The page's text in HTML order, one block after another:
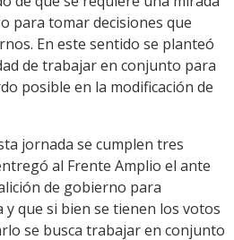
para tomar decisiones que
En este sentido se planteó
de trabajar en conjunto para
posible en la modificación de
jornada se cumplen tres
al Frente Amplio el ante
de gobierno para
y que si bien se tienen los votos
se busca trabajar en conjunto